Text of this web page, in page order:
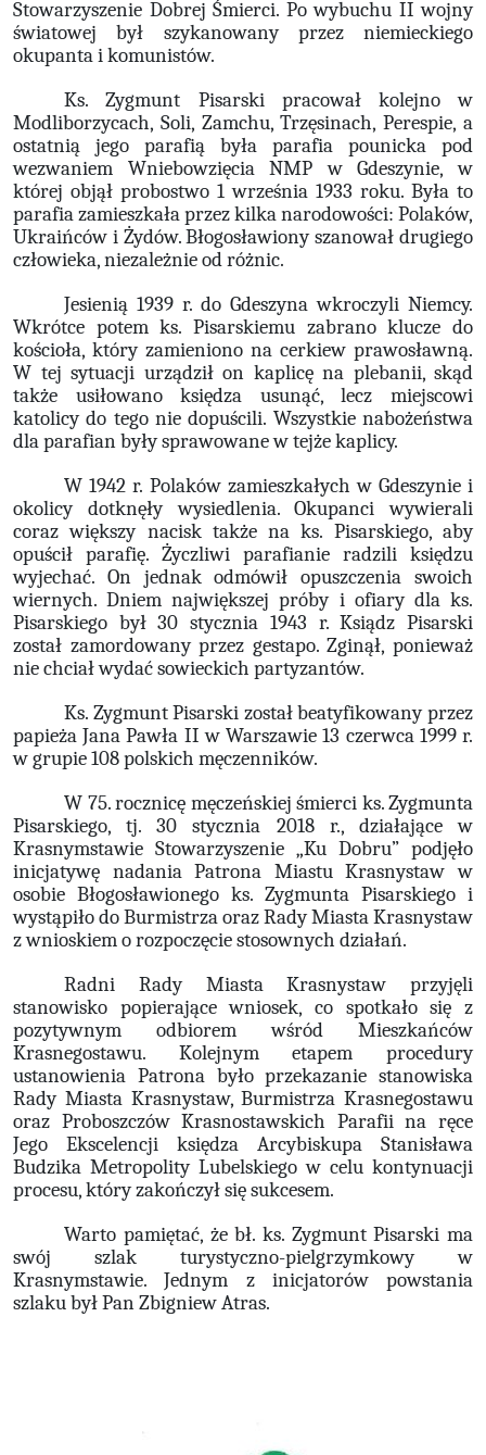
Stowarzyszenie Dobrej Śmierci. Po wybuchu II wojny
światowej był szykanowany przez niemieckiego
okupanta i komunistów.
Ks. Zygmunt Pisarski pracował kolejno w
Modliborzycach, Soli, Zamchu, Trzęsinach, Perespie, a
ostatnią jego parafią była parafia pounicka pod
wezwaniem Wniebowzięcia NMP w Gdeszynie, w
której objął probostwo 1 września 1933 roku. Była to
parafia zamieszkała przez kilka narodowości: Polaków,
Ukraińców i Żydów. Błogosławiony szanował drugiego
człowieka, niezależnie od różnic.
Jesienią 1939 r. do Gdeszyna wkroczyli Niemcy.
Wkrótce potem ks. Pisarskiemu zabrano klucze do
kościoła, który zamieniono na cerkiew prawosławną.
W tej sytuacji urządził on kaplicę na plebanii, skąd
także usiłowano księdza usunąć, lecz miejscowi
katolicy do tego nie dopuścili. Wszystkie nabożeństwa
dla parafian były sprawowane w tejże kaplicy.
W 1942 r. Polaków zamieszkałych w Gdeszynie i
okolicy dotknęły wysiedlenia. Okupanci wywierali
coraz większy nacisk także na ks. Pisarskiego, aby
opuścił parafię. Życzliwi parafianie radzili księdzu
wyjechać. On jednak odmówił opuszczenia swoich
wiernych. Dniem największej próby i ofiary dla ks.
Pisarskiego był 30 stycznia 1943 r. Ksiądz Pisarski
został zamordowany przez gestapo. Zginął, ponieważ
nie chciał wydać sowieckich partyzantów.
Ks. Zygmunt Pisarski został beatyfikowany przez
papieża Jana Pawła II w Warszawie 13 czerwca 1999 r.
w grupie 108 polskich męczenników.
W 75. rocznicę męczeńskiej śmierci ks. Zygmunta
Pisarskiego, tj. 30 stycznia 2018 r., działające w
Krasnymstawie Stowarzyszenie „Ku Dobru” podjęło
inicjatywę nadania Patrona Miastu Krasnystaw w
osobie Błogosławionego ks. Zygmunta Pisarskiego i
wystąpiło do Burmistrza oraz Rady Miasta Krasnystaw
z wnioskiem o rozpoczęcie stosownych działań.
Radni Rady Miasta Krasnystaw przyjęli
stanowisko popierające wniosek, co spotkało się z
pozytywnym odbiorem wśród Mieszkańców
Krasnegostawu. Kolejnym etapem procedury
ustanowienia Patrona było przekazanie stanowiska
Rady Miasta Krasnystaw, Burmistrza Krasnegostawu
oraz Proboszczów Krasnostawskich Parafii na ręce
Jego Ekscelencji księdza Arcybiskupa Stanisława
Budzika Metropolity Lubelskiego w celu kontynuacji
procesu, który zakończył się sukcesem.
Warto pamiętać, że bł. ks. Zygmunt Pisarski ma
swój szlak turystyczno-pielgrzymkowy w
Krasnymstawie. Jednym z inicjatorów powstania
szlaku był Pan Zbigniew Atras.